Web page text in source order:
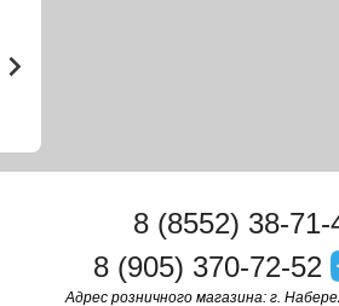
8 (8552) 38-71-
8 (905) 370-72-52
Адрес розничного магазина: г.